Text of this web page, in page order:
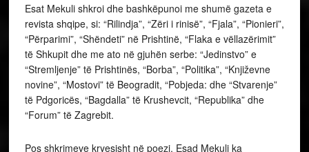
Esat Mekuli shkroi dhe bashkëpunoi me shumë gazeta e
revista shqipe, si: “Rilindja”, “Zëri i rinisë”, “Fjala”, “Pionieri”,
“Përparimi”, “Shëndeti” në Prishtinë, “Flaka e vëllazërimit”
të Shkupit dhe me ato në gjuhën serbe: “Jedinstvo” e
“Stremljenje” të Prishtinës, “Borba”, “Politika”, “Književne
novine”, “Mostovi” të Beogradit, “Pobjeda: dhe “Stvarenje”
të Pdgoricës, “Bagdalla” të Krushevcit, “Republika” dhe
“Forum” të Zagrebit.
Pos shkrimeve kryesisht në poezi, Esad Mekuli ka